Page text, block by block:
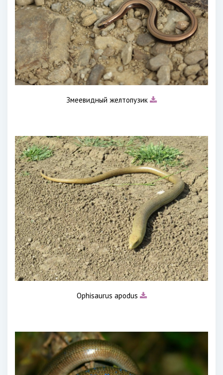
Змеевидный желтопузик
Ophisaurus apodus